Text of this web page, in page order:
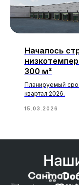
Началось
300 м²
Планируемый
квартал 2026.
15.03.2026